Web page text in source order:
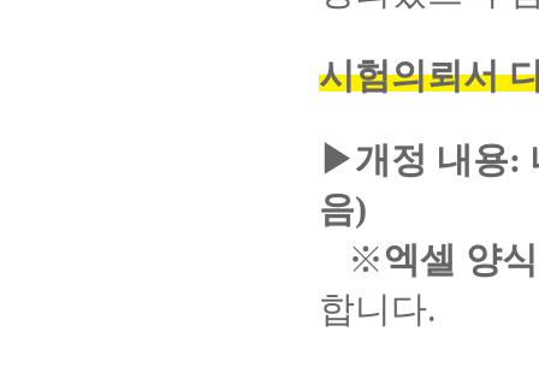
시험의뢰서
▶개정 내용:
음)
※엑셀 양식
합니다.